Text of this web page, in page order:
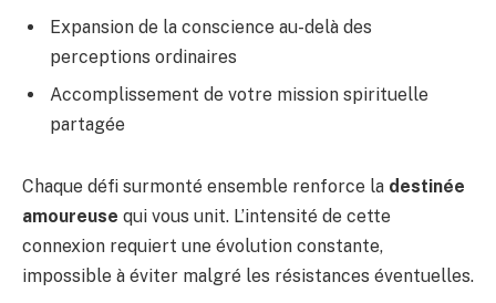
Expansion de la conscience au-delà des
perceptions ordinaires
Accomplissement de votre mission spirituelle
partagée
Chaque défi surmonté ensemble renforce la destinée
amoureuse qui vous unit. L’intensité de cette
connexion requiert une évolution constante,
impossible à éviter malgré les résistances éventuelles.